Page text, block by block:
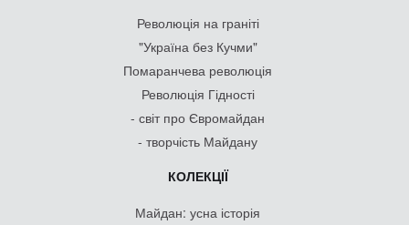
Революція на граніті
"Україна без Кучми"
Помаранчева революція
Революція Гідності
- світ про Євромайдан
- творчість Майдану
КОЛЕКЦІЇ
Майдан: усна історія